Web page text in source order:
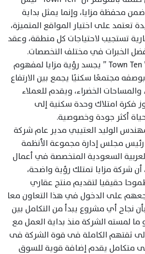
محفظة مزايا، وإنما يمثل بداية
تعتمد على اختيار المواقع المتميزة،
تستجيب لاحتياجات كل منطقة، وعقد
الخبرات في مختلف التخصصات.
وأضاف أن مشروع ” Town Ten ” يجسد رؤية مزايا لمفهوم
مجتمعًا سكنيًا يجمع بين الارتفاع
الخضراء، ويقدم للعملاء
فكرة امتلاك وحدة سكنية إلى
أكثر جودة وخصوصية.
الوليد العتيبي مدير عام شركة
رئيس مجلس إدارة مجموعة الأنظمة
السعودية المتخصصة في أعمال
أن شركة مزايا تمتلك رؤية واضحة،
حقيقيا لتقديم منتج عقاري
على الدخول في هذا التعاون معا
نجاح أي مشروع يبدأ من التكامل بين
ما لمسته الشركة منذ بداية العمل مع
ثقتهم الكاملة فى قوة الشركة فى
متكامل يقدم إضافة قوية للسوق